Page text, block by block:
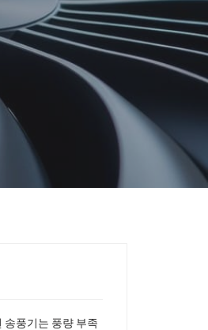
송풍기는 풍량 부족